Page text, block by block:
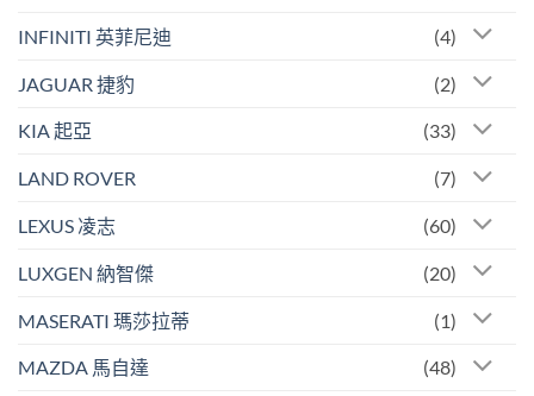
INFINITI 英菲尼迪 (4)
JAGUAR 捷豹 (2)
KIA 起亞 (33)
LAND ROVER (7)
LEXUS 凌志 (60)
LUXGEN 納智傑 (20)
MASERATI 瑪莎拉蒂 (1)
MAZDA 馬自達 (48)